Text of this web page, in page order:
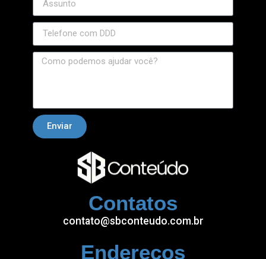
Contatos
contato@sbconteudo.com.br
Endereços
Enviar